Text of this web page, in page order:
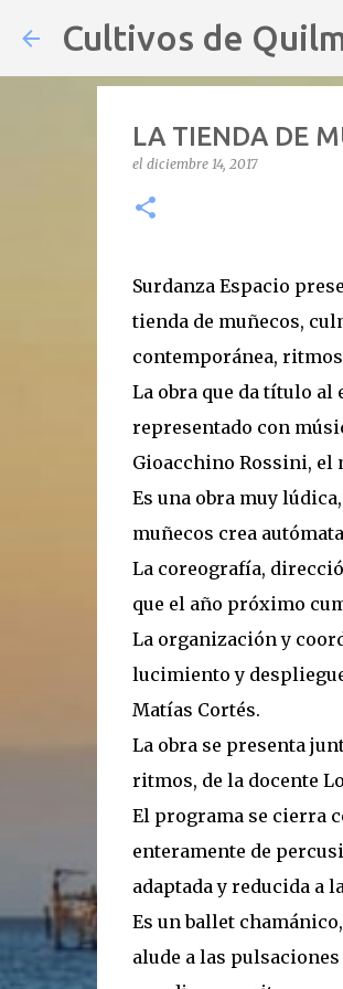
Cultivos de
LA TIENDA DE
el diciembre 14, 2017
Surdanza Espacio
tienda de muñecos,
contemporánea,
La obra que da título
representado con
Gioacchino Rossini, el
Es una obra muy
muñecos crea
La coreografía,
que el año próximo
La organización y
lucimiento y
Matías Cortés.
La obra se presenta
ritmos, de la docente
El programa se cierra
enteramente de
adaptada y reducida a
Es un ballet
alude a las